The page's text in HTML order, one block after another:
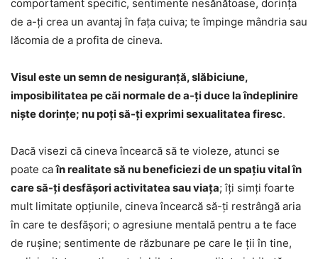
comportament specific, sentimente nesănătoase, dorința
de a-ți crea un avantaj în fața cuiva; te împinge mândria sau
lăcomia de a profita de cineva.
Visul este un semn de nesiguranță, slăbiciune,
imposibilitatea pe căi normale de a-ți duce la îndeplinire
niște dorințe; nu poți să-ți exprimi sexualitatea firesc.
Dacă visezi că cineva încearcă să te violeze, atunci se
poate caîn realitate să nu beneficiezi de un spațiu vital în
care să-ți desfășori activitatea sau viața; îți simți foarte
mult limitate opțiunile, cineva încearcă să-ți restrângă aria
în care te desfășori; o agresiune mentală pentru a te face
de rușine; sentimente de răzbunare pe care le ții în tine,